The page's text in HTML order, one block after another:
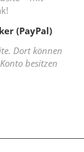
(PayPal)
Dort können
besitzen